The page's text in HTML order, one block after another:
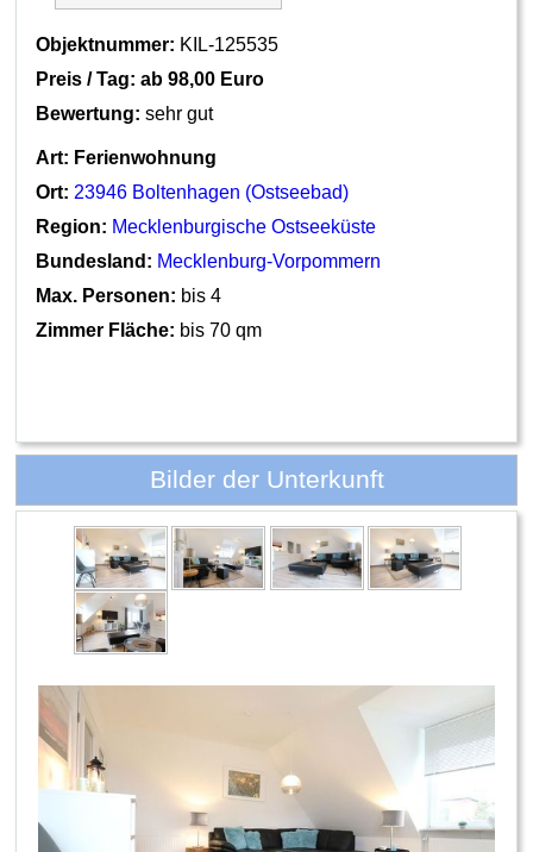
Objektnummer: KIL-125535
Preis / Tag: ab 98,00 Euro
Bewertung: sehr gut
Art: Ferienwohnung
Ort: 23946 Boltenhagen (Ostseebad)
Region: Mecklenburgische Ostseeküste
Bundesland: Mecklenburg-Vorpommern
Max. Personen: bis 4
Zimmer Fläche: bis 70 qm
Bilder der Unterkunft